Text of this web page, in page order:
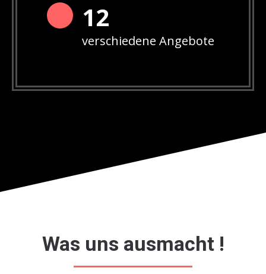
12
verschiedene Angebote
Was uns ausmacht !